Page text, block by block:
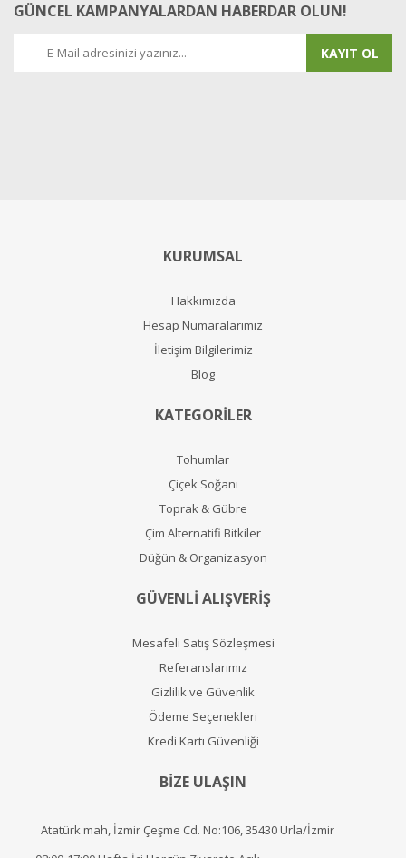
GÜNCEL KAMPANYALARDAN HABERDAR OLUN!
KAYIT OL
KURUMSAL
Hakkımızda
Hesap Numaralarımız
İletişim Bilgilerimiz
Blog
KATEGORİLER
Tohumlar
Çiçek Soğanı
Toprak & Gübre
Çim Alternatifi Bitkiler
Düğün & Organizasyon
GÜVENLİ ALIŞVERİŞ
Mesafeli Satış Sözleşmesi
Referanslarımız
Gizlilik ve Güvenlik
Ödeme Seçenekleri
Kredi Kartı Güvenliği
BİZE ULAŞIN
Atatürk mah, İzmir Çeşme Cd. No:106, 35430 Urla/İzmir